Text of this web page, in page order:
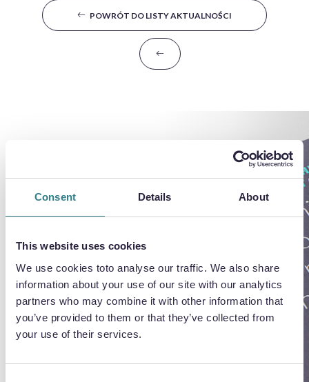
Consent Details About
This website uses cookies
We use cookies toto analyse our traffic. We also share
information about your use of our site with our analytics
partners who may combine it with other information that
you’ve provided to them or that they’ve collected from
your use of their services.
POWRÓT DO LISTY AKTUALNOŚCI
Biała księga wytrawiania
chemicznego
Dowiedz się, w jaki sposób trawienie
chemiczne może zapewnić większą
elastyczność, oszczędność kosztów i
oszczędność czasu w Twojej branży.